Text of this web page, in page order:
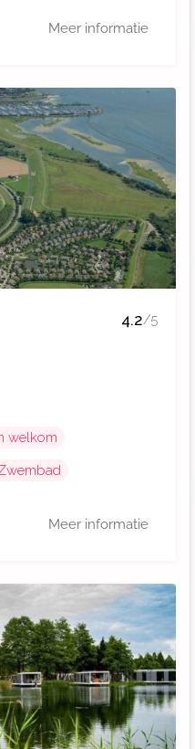
Meer informatie
4.2/5
welkom
Meer informatie